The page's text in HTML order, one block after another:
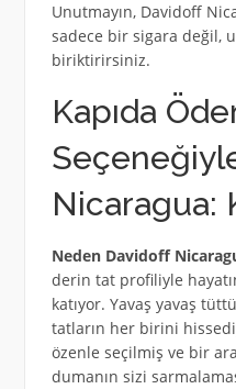
Unutmayın, Davidoff
sadece bir sigara değil,
biriktirirsiniz.
Kapıda
Nicaragua:
Neden Davidoff
derin tat profiliyle
katıyor. Yavaş yavaş
tatların her birini
özenle seçilmiş ve bir
dumanın sizi